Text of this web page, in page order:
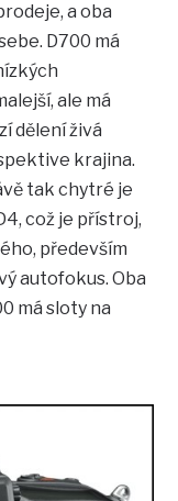
a oba
D700 má
ale má
dělení živá
krajina.
tak chytré je
což je přístroj,
především
autofokus. Oba
má sloty na